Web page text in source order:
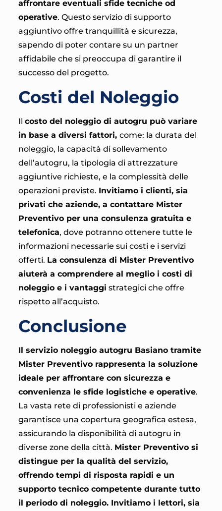
affrontare eventuali sfide tecniche od
operative. Questo servizio di supporto
aggiuntivo offre tranquillità e sicurezza,
sapendo di poter contare su un partner
affidabile che si preoccupa di garantire il
successo del progetto.
Costi del Noleggio
Il costo del noleggio di autogru può variare
in base a diversi fattori, come: la durata del
noleggio, la capacità di sollevamento
dell’autogru, la tipologia di attrezzature
aggiuntive richieste, e la complessità delle
operazioni previste. Invitiamo i clienti, sia
privati che aziende, a contattare Mister
Preventivo per una consulenza gratuita e
telefonica, dove potranno ottenere tutte le
informazioni necessarie sui costi e i servizi
offerti. La consulenza di Mister Preventivo
aiuterà a comprendere al meglio i costi di
noleggio e i vantaggi strategici che offre
rispetto all’acquisto.
Conclusione
Il servizio noleggio autogru Basiano tramite
Mister Preventivo rappresenta la soluzione
ideale per affrontare con sicurezza e
convenienza le sfide logistiche e operative.
La vasta rete di professionisti e aziende
garantisce una copertura geografica estesa,
assicurando la disponibilità di autogru in
diverse zone della città. Mister Preventivo si
distingue per la qualità del servizio,
offrendo tempi di risposta rapidi e un
supporto tecnico competente durante tutto
il periodo di noleggio. Invitiamo i lettori, sia